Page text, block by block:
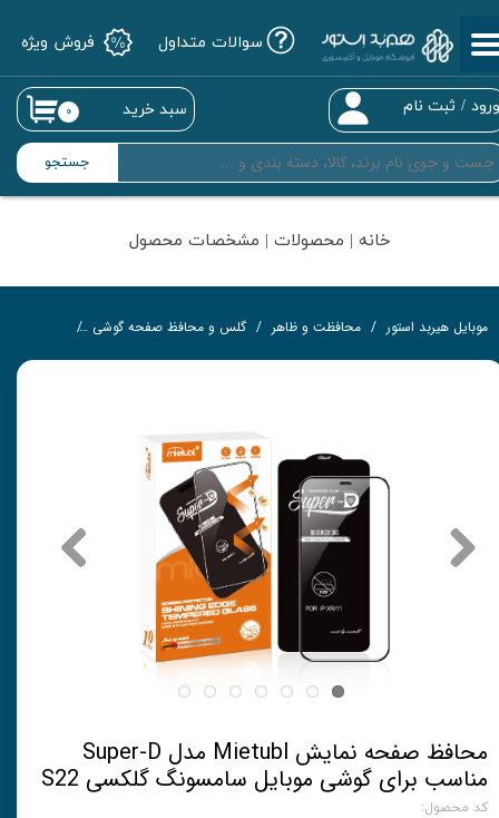
جستجو
/ ثبت نام
حساب کاربری من
تغییر گذر واژه
سفارشات
خروج از حساب کاربری
۰ سبد خرید
سوالات متداول فروش ویژه
خانه | محصولات | مشخصات محصول
موبایل هیربد استور محافظت و ظاهر گلس و محافظ صفحه گوشی
محافظ صفحه نمایش Mietubl مدل Super-D
مناسب برای گوشی موبایل سامسونگ گلکسی S22
کد محصول: